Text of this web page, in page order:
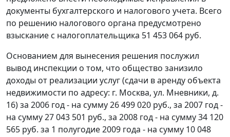
документы бухгалтерского и налогового учета. Всего
по решению налогового органа предусмотрено
взыскание с налогоплательщика 51 453 064 руб.
Основанием для вынесения решения послужил
вывод инспекции о том, что общество занизило
доходы от реализации услуг (сдачи в аренду объекта
недвижимости по адресу: г. Москва, ул. Мневники, д.
16) за 2006 год - на сумму 26 499 020 руб., за 2007 год -
на сумму 27 043 501 руб., за 2008 год - на сумму 34 120
565 руб. за 1 полугодие 2009 года - на сумму 10 048